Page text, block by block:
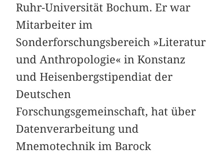
Ruhr-Universität Bochum. Er war
Mitarbeiter im
Sonderforschungsbereich »Literatur
und Anthropologie« in Konstanz
und Heisenbergstipendiat der
Deutschen
Forschungsgemeinschaft, hat über
Datenverarbeitung und
Mnemotechnik im Barock